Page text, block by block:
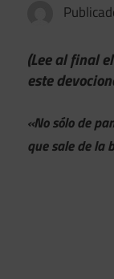
(Lee al final
este
«No sólo de
que sale de la